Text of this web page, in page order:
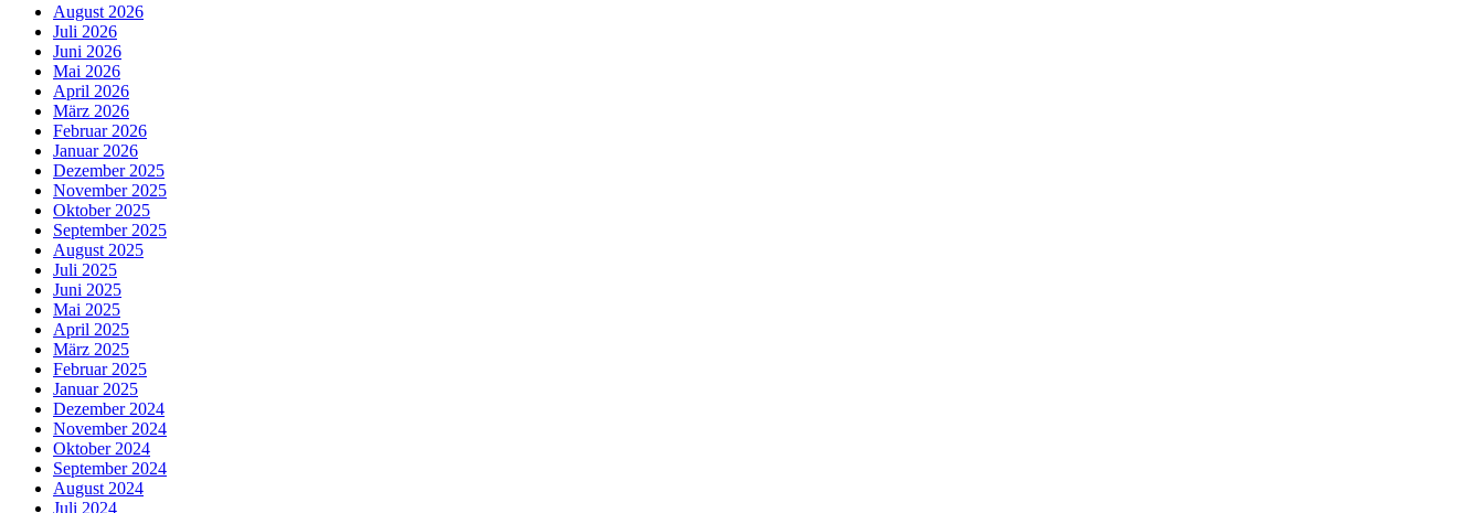
August 2026
Juli 2026
Juni 2026
Mai 2026
April 2026
März 2026
Februar 2026
Januar 2026
Dezember 2025
November 2025
Oktober 2025
September 2025
August 2025
Juli 2025
Juni 2025
Mai 2025
April 2025
März 2025
Februar 2025
Januar 2025
Dezember 2024
November 2024
Oktober 2024
September 2024
August 2024
Juli 2024